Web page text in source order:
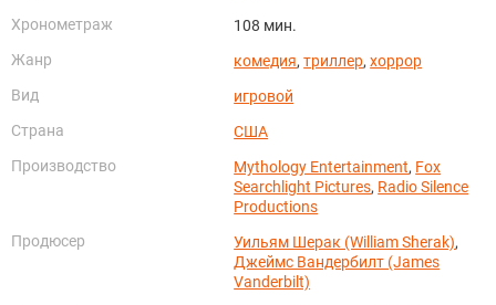
Хронометраж
108 мин.
Жанр
комедия,триллер,хоррор
Вид
игровой
Страна
США
Производство
Mythology Entertainment, Fox
Searchlight Pictures, Radio Silence
Productions
Продюсер
Уильям Шерак (William Sherak),
Джеймс Вандербилт (James
Vanderbilt)